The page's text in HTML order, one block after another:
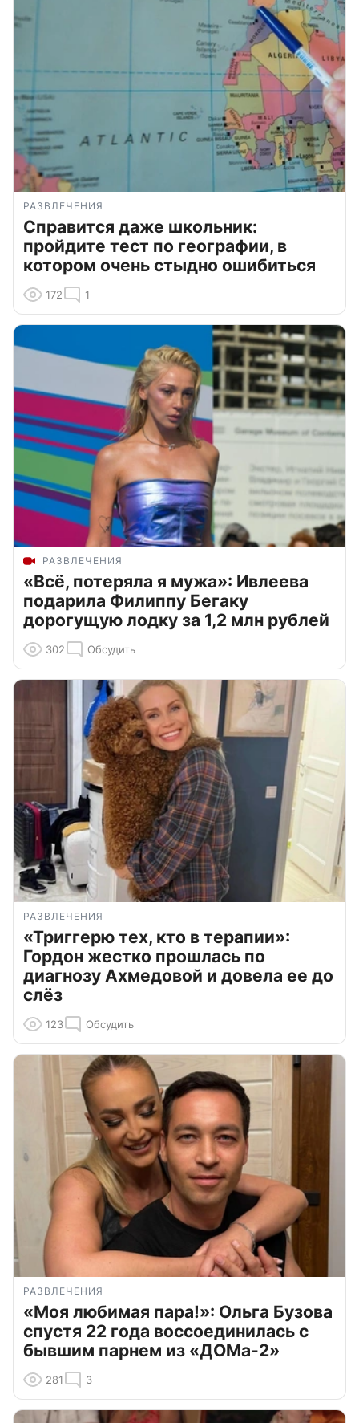
РАЗВЛЕЧЕНИЯ
Справится даже школьник:
пройдите тест по географии, в
котором очень стыдно ошибиться
172 1
РАЗВЛЕЧЕНИЯ
«Всё, потеряла я мужа»: Ивлеева
подарила Филиппу Бегаку
дорогущую лодку за 1,2 млн рублей
302 Обсудить
РАЗВЛЕЧЕНИЯ
«Триггерю тех, кто в терапии»:
Гордон жестко прошлась по
диагнозу Ахмедовой и довела ее до
слёз
123 Обсудить
РАЗВЛЕЧЕНИЯ
«Моя любимая пара!»: Ольга Бузова
спустя 22 года воссоединилась с
бывшим парнем из «ДОМа-2»
281 3